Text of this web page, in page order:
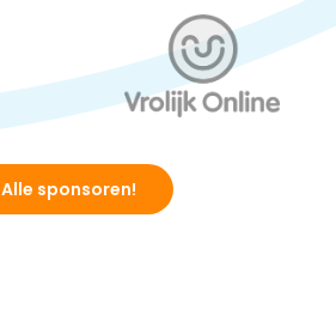
Alle sponsoren!